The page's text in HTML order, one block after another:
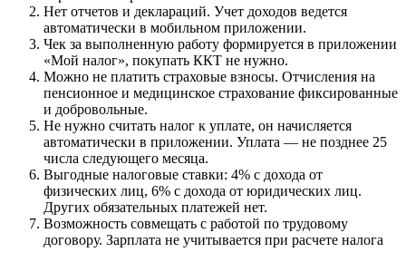
Нет отчетов и деклараций. Учет доходов ведется
автоматически в мобильном приложении.
Чек за выполненную работу формируется в приложении
«Мой налог», покупать ККТ не нужно.
Можно не платить страховые взносы. Отчисления на
пенсионное и медицинское страхование фиксированные
и добровольные.
Не нужно считать налог к уплате, он начисляется
автоматически в приложении. Уплата — не позднее 25
числа следующего месяца.
Выгодные налоговые ставки: 4% с дохода от
физических лиц, 6% с дохода от юридических лиц.
Других обязательных платежей нет.
Возможность совмещать с работой по трудовому
договору. Зарплата не учитывается при расчете налога